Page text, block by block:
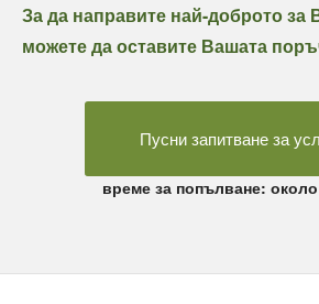
За да направите най-доброто за
можете да оставите Вашата
Пусни запитване за
време за попълване: